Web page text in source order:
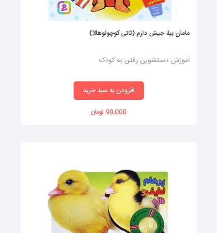
مامان بیا، جيش دارم (تاتی کوچولوها3)
آموزش دستشویی رفتن به کودک
افزودن به سبد خرید
90,000 تومان